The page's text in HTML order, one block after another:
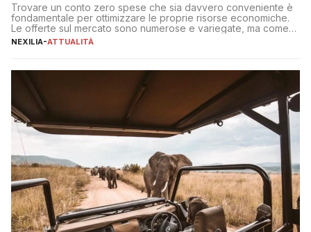
Trovare un conto zero spese che sia davvero conveniente è
fondamentale per ottimizzare le proprie risorse economiche.
Le offerte sul mercato sono numerose e variegate, ma come
individuare quella più adatta alle proprie esigenze senza
sul […]
NEXILIA-ATTUALITÀ